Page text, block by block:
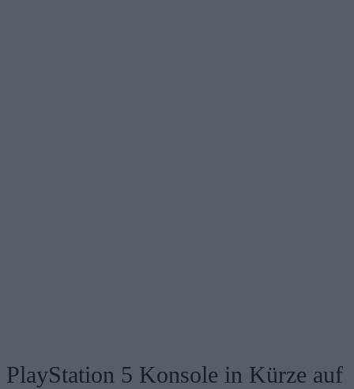
PlayStation 5 Konsole in Kürze auf